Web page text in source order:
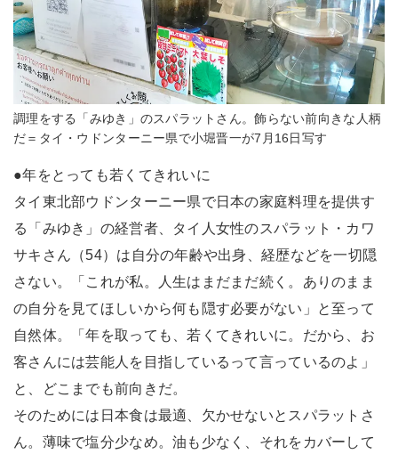
調理をする「みゆき」のスパラットさん。飾らない前向きな人柄
だ＝タイ・ウドンターニー県で小堀晋一が7月16日写す
●年をとっても若くてきれいに
タイ東北部ウドンターニー県で日本の家庭料理を提供す
る「みゆき」の経営者、タイ人女性のスパラット・カワ
サキさん（54）は自分の年齢や出身、経歴などを一切隠
さない。「これが私。人生はまだまだ続く。ありのまま
の自分を見てほしいから何も隠す必要がない」と至って
自然体。「年を取っても、若くてきれいに。だから、お
客さんには芸能人を目指しているって言っているのよ」
と、どこまでも前向きだ。
そのためには日本食は最適、欠かせないとスパラットさ
ん。薄味で塩分少なめ。油も少なく、それをカバーして